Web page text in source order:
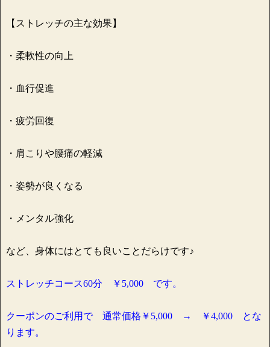
【ストレッチの主な効果】
・柔軟性の向上
・血行促進
・疲労回復
・肩こりや腰痛の軽減
・姿勢が良くなる
・メンタル強化
など、身体にはとても良いことだらけです♪
ストレッチコース60分 ￥5,000 です。
クーポンのご利用で 通常価格￥5,000 → ￥4,000 とな
ります。